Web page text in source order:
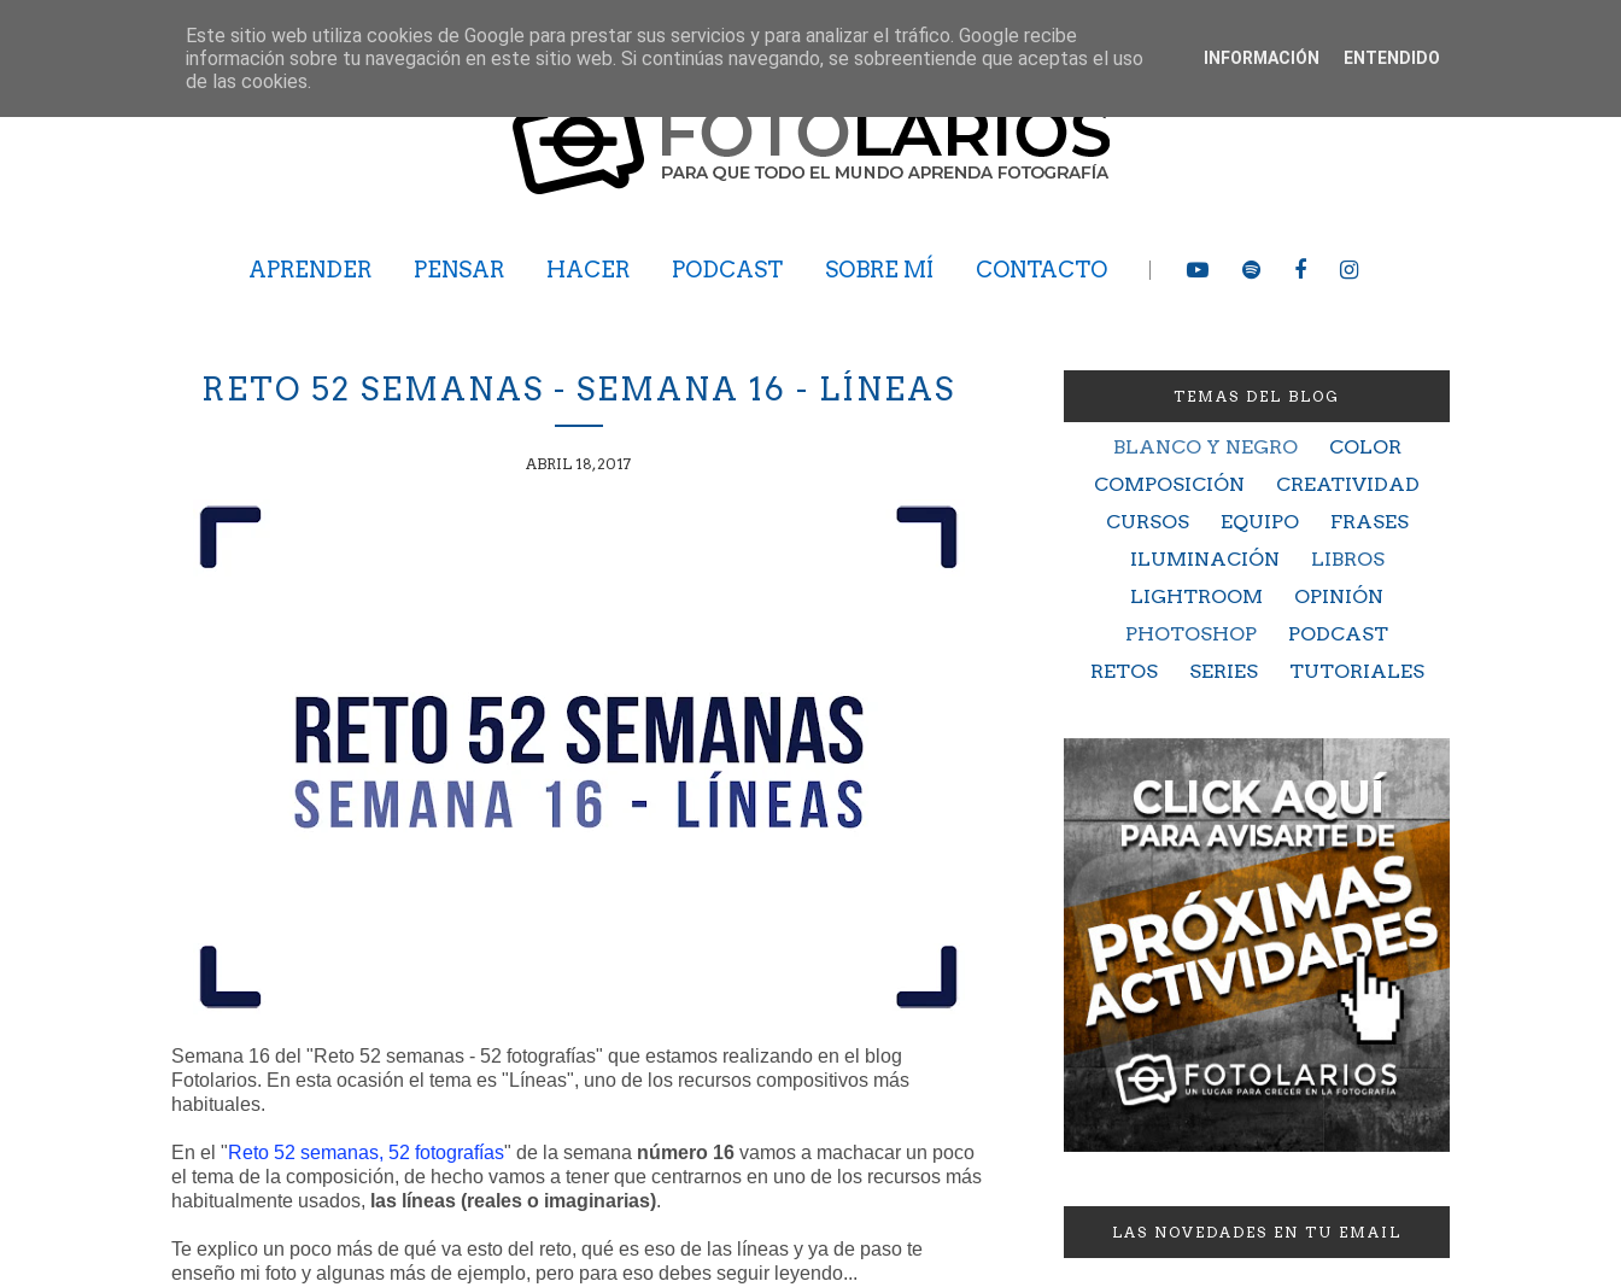
APRENDER PENSAR HACER PODCAST SOBRE MÍ CONTACTO
RETO 52 SEMANAS - SEMANA 16 - LÍNEAS
ABRIL 18, 2017
Semana 16 del "Reto 52 semanas - 52 fotografías" que estamos realizando en el blog
Fotolarios. En esta ocasión el tema es "Líneas", uno de los recursos compositivos más
habituales.
En el "Reto 52 semanas, 52 fotografías" de la semana número 16 vamos a machacar un poco
el tema de la composición, de hecho vamos a tener que centrarnos en uno de los recursos más
habitualmente usados, las líneas (reales o imaginarias).
Te explico un poco más de qué va esto del reto, qué es eso de las líneas y ya de paso te
enseño mi foto y algunas más de ejemplo, pero para eso debes seguir leyendo...
TEMAS DEL BLOG
BLANCO Y NEGRO
COLOR
COMPOSICIÓN
CREATIVIDAD
CURSOS
EQUIPO
FRASES
ILUMINACIÓN
LIBROS
LIGHTROOM
OPINIÓN
PHOTOSHOP
PODCAST
RETOS
SERIES TUTORIALES
LAS NOVEDADES EN TU EMAIL
Este sitio web utiliza cookies de Google para prestar sus servicios y para analizar el tráfico. Google recibe
información sobre tu navegación en este sitio web. Si continúas navegando, se sobreentiende que aceptas el uso
de las cookies.
INFORMACIÓN ENTENDIDO